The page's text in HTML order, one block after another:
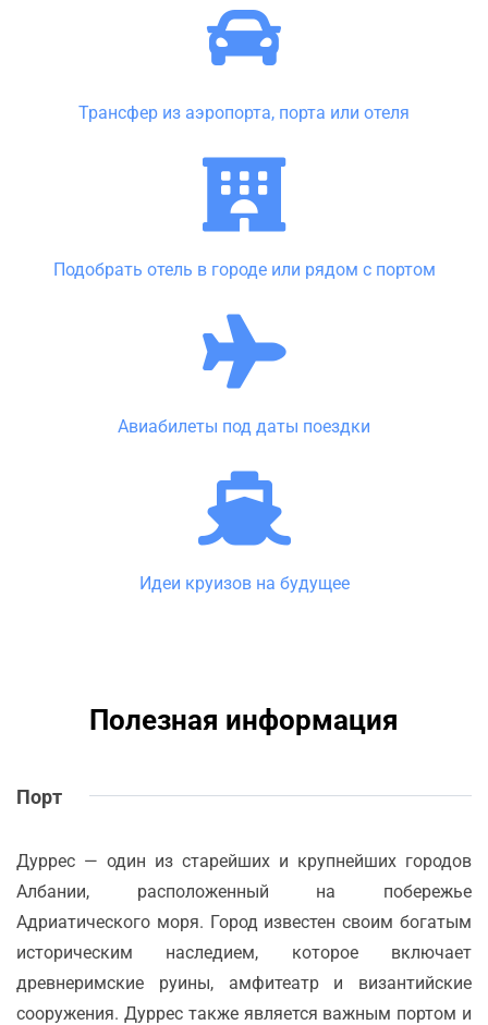
Трансфер из аэропорта, порта или отеля
Подобрать отель в городе или рядом с портом
Авиабилеты под даты поездки
Идеи круизов на будущее
Полезная информация
Порт
Дуррес — один из старейших и крупнейших городов
Албании, расположенный на побережье
Адриатического моря. Город известен своим богатым
историческим наследием, которое включает
древнеримские руины, амфитеатр и византийские
сооружения. Дуррес также является важным портом и